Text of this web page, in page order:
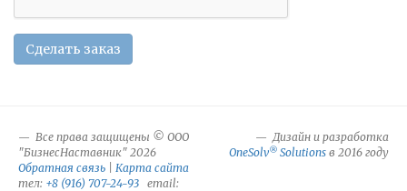
Сделать заказ
Все права защищены © ООО
"БизнесНаставник" 2026
Обратная связь
Карта сайта
тел: +8 (916) 707-24-93 email:
Дизайн и разработка
OneSolv® Solutions в 2016 году